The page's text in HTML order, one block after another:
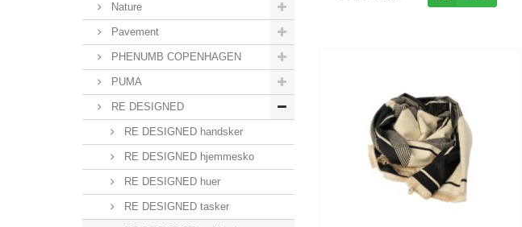
Nature
Pavement
PHENUMB COPENHAGEN
PUMA
RE DESIGNED
RE DESIGNED handsker
RE DESIGNED hjemmesko
RE DESIGNED huer
RE DESIGNED tasker